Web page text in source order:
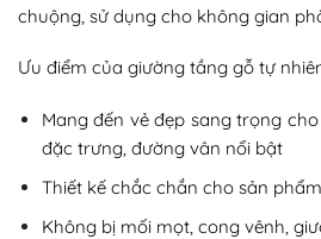
chuộng, sử dụng cho không gian
Ưu điểm của giường tầng gỗ tự
Mang đến vẻ đẹp sang trọng
đặc trưng, đường vân nổi bật
Thiết kế chắc chắn cho sản
Không bị mối mọt, cong vênh,